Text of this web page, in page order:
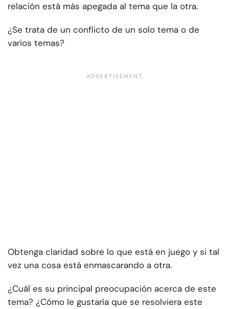
relación está más apegada al tema que la otra.
¿Se trata de un conflicto de un solo tema o de
varios temas?
Obtenga claridad sobre lo que está en juego y si tal
vez una cosa está enmascarando a otra.
¿Cuál es su principal preocupación acerca de este
tema? ¿Cómo le gustaría que se resolviera este